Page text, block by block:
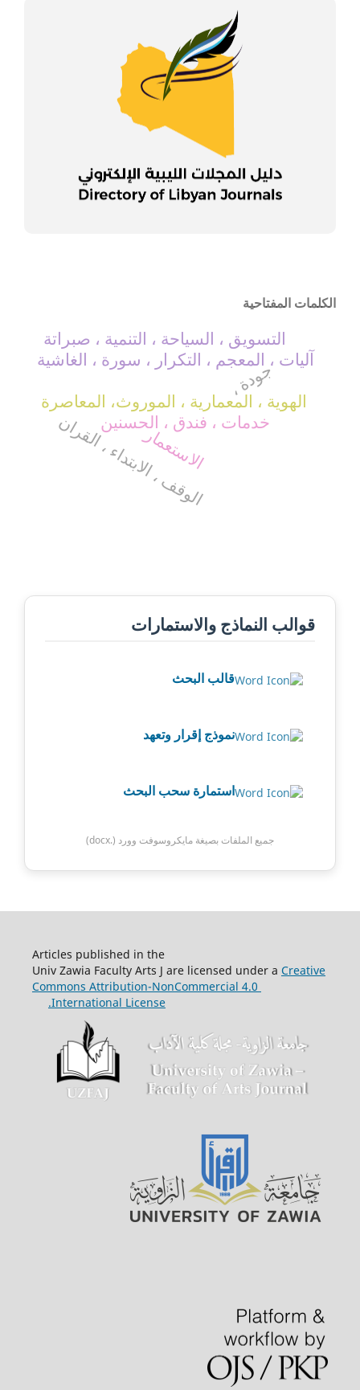
الكلمات المفتاحية
الهوية ، المعمارية ، الموروث، المعاصرة
الوقف ، الابتداء ، القران
جودة ،
خدمات ، فندق ، الحسنين
آليات ، المعجم ، التكرار ، سورة ، الغاشية
الاستعمار
التسويق ، السياحة ، التنمية ، صبراتة
قوالب النماذج والاستمارات
قالب البحث
نموذج إقرار وتعهد
استمارة سحب البحث
جميع الملفات بصيغة مايكروسوفت وورد (.docx)
Articles published in the
Univ Zawia Faculty Arts J are licensed under a Creative
Commons Attribution-NonCommercial 4.0
International License.